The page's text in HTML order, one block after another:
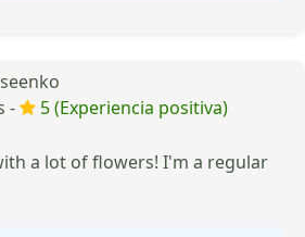
-
5 (Experiencia positiva)
a lot of flowers! I'm a regular